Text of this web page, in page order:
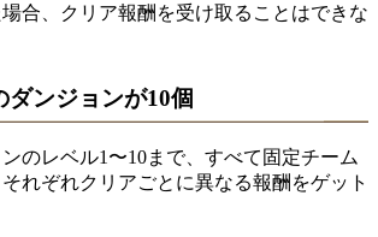
合、クリア報酬を受け取ることはできな
ダンジョンが10個
のレベル1〜10まで、すべて固定チーム
れぞれクリアごとに異なる報酬をゲット